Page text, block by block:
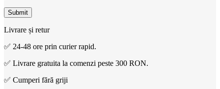
Livrare și retur
✅ 24-48 ore prin curier rapid.
✅ Livrare gratuita la comenzi peste 300 RON.
✅ Cumperi fără griji